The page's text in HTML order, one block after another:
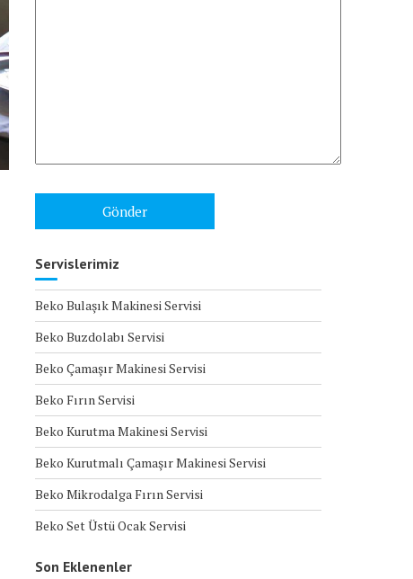
Servislerimiz
Beko Bulaşık Makinesi Servisi
Beko Buzdolabı Servisi
Beko Çamaşır Makinesi Servisi
Beko Fırın Servisi
Beko Kurutma Makinesi Servisi
Beko Kurutmalı Çamaşır Makinesi Servisi
Beko Mikrodalga Fırın Servisi
Beko Set Üstü Ocak Servisi
Son Eklenenler